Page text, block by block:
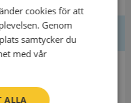
cookies för att
Genom
samtycker du
med vår
ALLA